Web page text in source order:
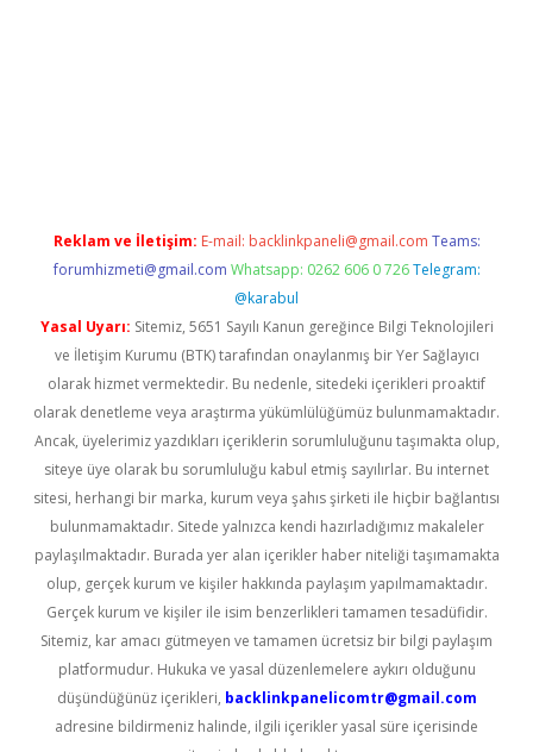
Reklam ve İletişim: E-mail: backlinkpaneli@gmail.com Teams:
forumhizmeti@gmail.com Whatsapp: 0262 606 0 726 Telegram:
@karabul
Yasal Uyarı: Sitemiz, 5651 Sayılı Kanun gereğince Bilgi Teknolojileri
ve İletişim Kurumu (BTK) tarafından onaylanmış bir Yer Sağlayıcı
olarak hizmet vermektedir. Bu nedenle, sitedeki içerikleri proaktif
olarak denetleme veya araştırma yükümlülüğümüz bulunmamaktadır.
Ancak, üyelerimiz yazdıkları içeriklerin sorumluluğunu taşımakta olup,
siteye üye olarak bu sorumluluğu kabul etmiş sayılırlar. Bu internet
sitesi, herhangi bir marka, kurum veya şahıs şirketi ile hiçbir bağlantısı
bulunmamaktadır. Sitede yalnızca kendi hazırladığımız makaleler
paylaşılmaktadır. Burada yer alan içerikler haber niteliği taşımamakta
olup, gerçek kurum ve kişiler hakkında paylaşım yapılmamaktadır.
Gerçek kurum ve kişiler ile isim benzerlikleri tamamen tesadüfidir.
Sitemiz, kar amacı gütmeyen ve tamamen ücretsiz bir bilgi paylaşım
platformudur. Hukuka ve yasal düzenlemelere aykırı olduğunu
düşündüğünüz içerikleri, backlinkpanelicomtr@gmail.com
adresine bildirmeniz halinde, ilgili içerikler yasal süre içerisinde